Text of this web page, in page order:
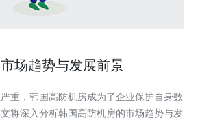
场趋势与发展前景
重，韩国高防机房成为了企业保护自身数
将深入分析韩国高防机房的市场趋势与发